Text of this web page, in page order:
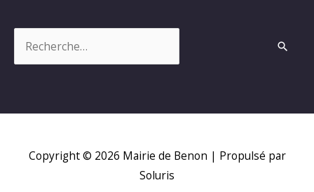
Copyright © 2026 Mairie de Benon | Propulsé par
Soluris